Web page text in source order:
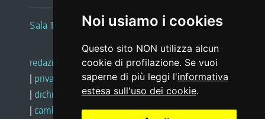
Noi usiamo i cookies
Questo sito NON utilizza alcun
cookie di profilazione. Se vuoi
saperne di più leggi l'informativa
estesa sull'uso dei cookie.
Sala Tiziano Tessitori
redazione web |note legali |glossario
| privacy
social media policy
| dichiarazione di accessibilità |feedback
| cambio preferenze cookie